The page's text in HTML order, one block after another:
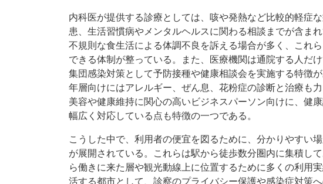
内科医が提供する診療としては、咳や発熱など比較的軽症
患、生活習慣病やメンタルヘルスに関わる相談までが含ま
不規則な食生活による体調不良を訴える場合が多く、これ
できる体制が整っている。また、医療機関は通院する人だ
集団感染対策として予防接種や健康相談会を実施する特徴
年層向けにはアレルギー、ぜん息、花粉症の診断と治療も
美容や健康維持に関心の高いビジネスパーソン向けに、健
幅広く対応している点も特徴の一つである。
こうした中で、利用者の便宜を図るために、分かりやすい
が展開されている。これらは駅から徒歩数分圏内に集積し
ら働きに来た層や観光動線上に位置するために多くの利用
活する都市として、診察のプライバシー保護や感染症対策